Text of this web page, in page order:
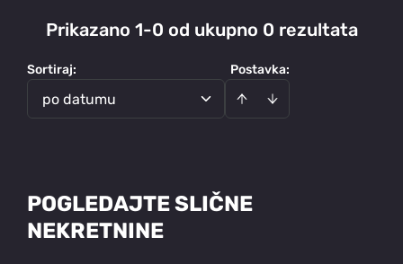
Prikazano 1-0 od ukupno 0 rezultata
Postavka:
Sortiraj:
po datumu
POGLEDAJTE SLIČNE
NEKRETNINE